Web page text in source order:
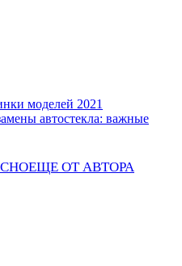
моделей 2021
автостекла: важные
ЕЩЕ ОТ АВТОРА